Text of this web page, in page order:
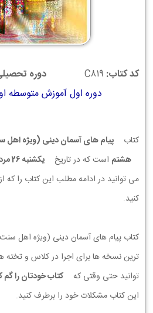
کد کتاب: C819
دوره
دوره اول آموزش متوسطه
کتاب پیام های آسمان دینی (ویژه اهل
هشتم است که در تاریخ يكشنبه 26 مرداد 1404
می توانید در ادامه مطلب این کتاب را که
کنید.
کتاب پیام های آسمان دینی (ویژه اهل
ترین نسخه ها برای اجرا در کلاس و
توانید حتی وقتی که
کتاب خودتان را گم
این کتاب مشکلات خود را برطرف کنید.